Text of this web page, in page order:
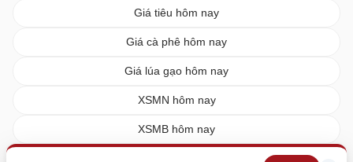
Giá tiêu hôm nay
Giá cà phê hôm nay
Giá lúa gạo hôm nay
XSMN hôm nay
XSMB hôm nay